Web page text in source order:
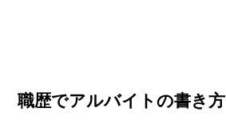
職歴でアルバイトの書き方